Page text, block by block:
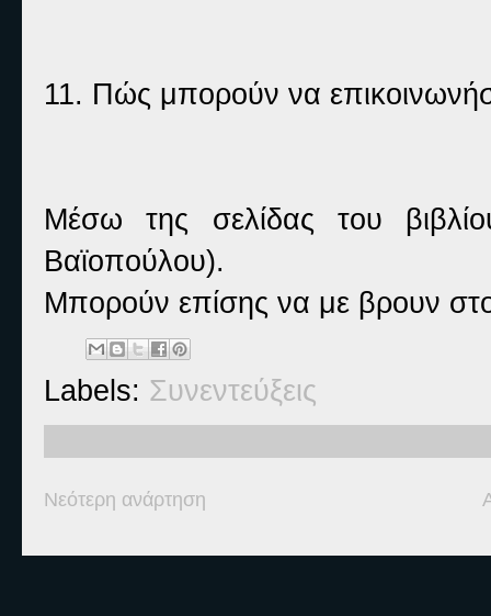
11. Πώς μπορούν να
Μέσω της σελίδας του
Βαϊοπούλου).
Μπορούν επίσης να με βρουν
Labels: Συνεντεύξεις
Νεότερη ανάρτηση